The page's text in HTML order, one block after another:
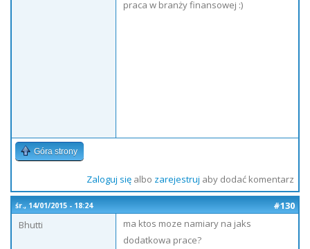
praca w branży finansowej :)
Góra strony
Zaloguj sięalbo zarejestruj aby dodać komentarz
śr., 14/01/2015 - 18:24
#130
Bhutti
ma ktos moze namiary na jaks
dodatkowa prace?